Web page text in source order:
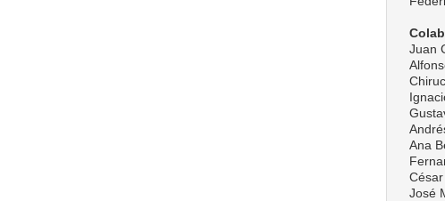
Juan
Ana
José